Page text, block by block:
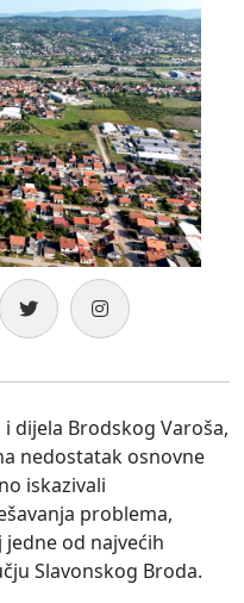
dijela Brodskog Varoša,
nedostatak osnovne
iskazivali
problema,
od najvećih
Slavonskog Broda.